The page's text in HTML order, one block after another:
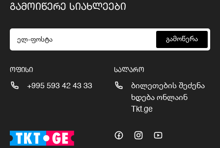
ᲒᲐᲛᲝᲘᲬᲔᲠᲔ ᲡᲘᲐᲮᲚᲔᲔᲑᲘ
გამოწერა
ᲝᲤᲘᲡᲘ
+995 593 42 43 33
ᲡᲐᲚᲐᲠᲝ
ბილეთების შეძენა
ხდება ონლაინ
Tkt.ge